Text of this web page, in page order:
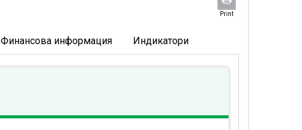
Print
Финансова информация Индикатори